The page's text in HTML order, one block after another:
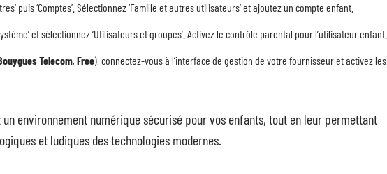
puis ‘Comptes’. Sélectionnez ‘Famille et autres utilisateurs’ et ajoutez un compte enfant.
et sélectionnez ‘Utilisateurs et groupes’. Activez le contrôle parental pour l’utilisateur enfant.
Telecom, Free), connectez-vous à l’interface de gestion de votre fournisseur et activez les
un environnement numérique sécurisé pour vos enfants, tout en leur permettant
et ludiques des technologies modernes.